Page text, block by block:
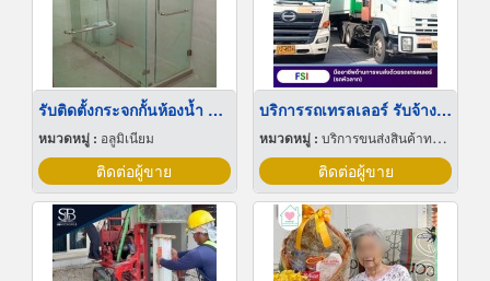
รับติดตั้งกระจกกั้นห้องน้ำ กระจกชาวเวอร์
หมวดหมู่ : อลูมิเนียม
ติดต่อผู้ขาย
บริการรถเทรลเลอร์ รับจ้าง ขนส่ง
หมวดหมู่ : บริการขนส่งสินค้าทางบก
ติดต่อผู้ขาย